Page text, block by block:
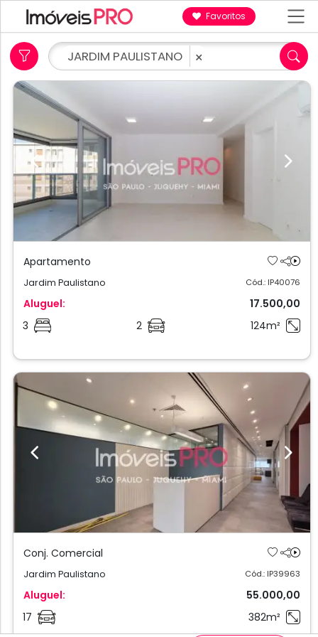
Favoritos
JARDIM PAULISTANO ×
Previous Next
Apartamento
Jardim Paulistano Cód.: IP40076
Aluguel:
17.500,00
3
2 124m²
Previous Next
Conj. Comercial
Jardim Paulistano Cód.: IP39963
Aluguel:
55.000,00
17
382m²